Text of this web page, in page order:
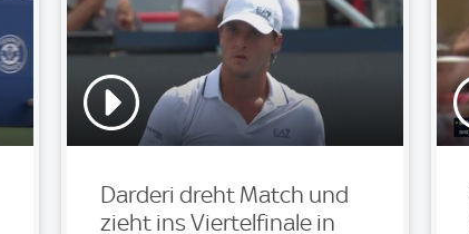
Darderi dreht Match und
zieht ins Viertelfinale in